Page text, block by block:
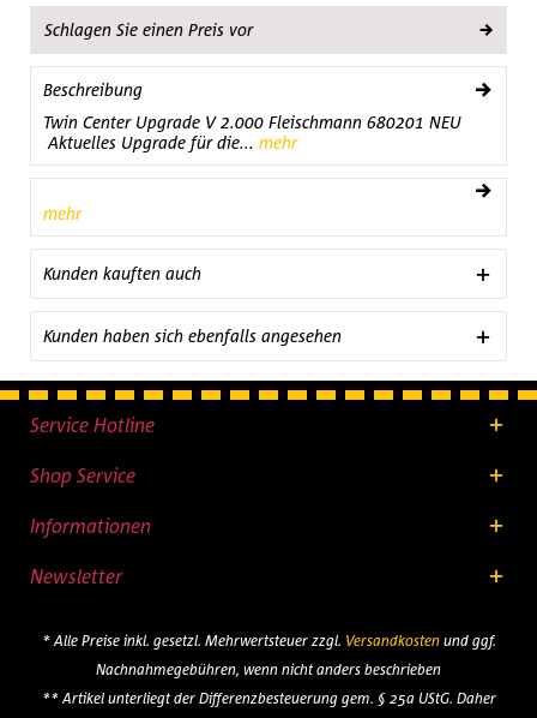
Schlagen Sie einen Preis vor
Beschreibung
Twin Center Upgrade V 2.000 Fleischmann 680201 NEU
Aktuelles Upgrade für die... mehr
mehr
Kunden kauften auch
Kunden haben sich ebenfalls angesehen
Service Hotline
Shop Service
Informationen
Newsletter
* Alle Preise inkl. gesetzl. Mehrwertsteuer zzgl. Versandkostenund ggf.
Nachnahmegebühren, wenn nicht anders beschrieben
** Artikel unterliegt der Differenzbesteuerung gem. § 25a UStG. Daher